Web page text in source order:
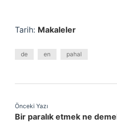
Tarih: Makaleler
de en pahal
Önceki Yazı
Bir paralık etmek ne